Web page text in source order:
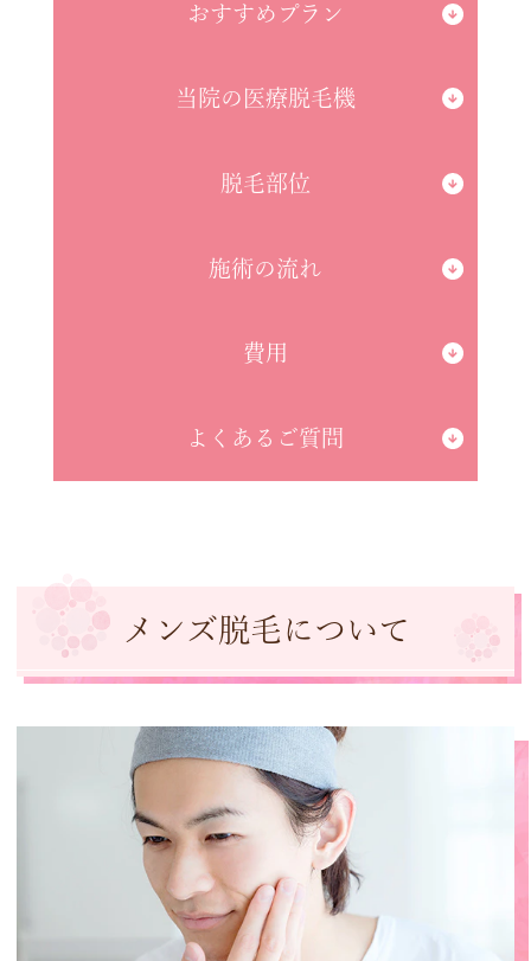
おすすめプラン
当院の医療脱毛機
脱毛部位
施術の流れ
費用
よくあるご質問
メンズ脱毛について